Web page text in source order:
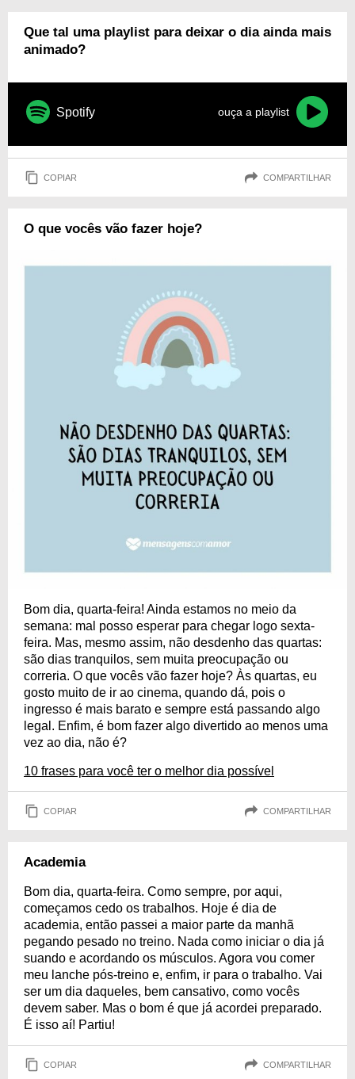
Que tal uma playlist para deixar o dia ainda mais
animado?
Spotify ouça a playlist
COPIAR COMPARTILHAR
O que vocês vão fazer hoje?
Bom dia, quarta-feira! Ainda estamos no meio da
semana: mal posso esperar para chegar logo sexta-
feira. Mas, mesmo assim, não desdenho das quartas:
são dias tranquilos, sem muita preocupação ou
correria. O que vocês vão fazer hoje? Às quartas, eu
gosto muito de ir ao cinema, quando dá, pois o
ingresso é mais barato e sempre está passando algo
legal. Enfim, é bom fazer algo divertido ao menos uma
vez ao dia, não é?
10 frases para você ter o melhor dia possível
COPIAR COMPARTILHAR
Academia
Bom dia, quarta-feira. Como sempre, por aqui,
começamos cedo os trabalhos. Hoje é dia de
academia, então passei a maior parte da manhã
pegando pesado no treino. Nada como iniciar o dia já
suando e acordando os músculos. Agora vou comer
meu lanche pós-treino e, enfim, ir para o trabalho. Vai
ser um dia daqueles, bem cansativo, como vocês
devem saber. Mas o bom é que já acordei preparado.
É isso aí! Partiu!
COPIAR COMPARTILHAR